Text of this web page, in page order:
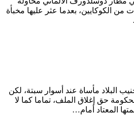
من الكوكايين، بعدما عثر عليها مخبأة
البلاد مأساة عند أسوار سبتة، لكن
حق إغلاق الملف، تماما كما لا
المعتاد أمام…